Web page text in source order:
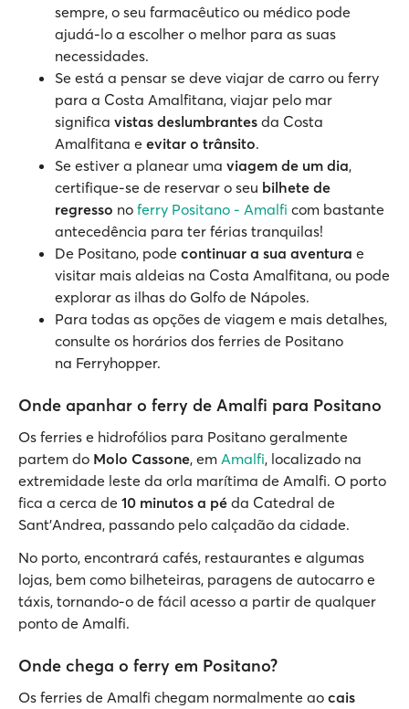
sempre, o seu farmacêutico ou médico pode
ajudá-lo a escolher o melhor para as suas
necessidades.
Se está a pensar se deve viajar de carro ou ferry
para a Costa Amalfitana, viajar pelo mar
significa vistas deslumbrantes da Costa
Amalfitana e evitar o trânsito.
Se estiver a planear uma viagem de um dia,
certifique-se de reservar o seu bilhete de
regresso no ferry Positano - Amalfi com bastante
antecedência para ter férias tranquilas!
De Positano, pode continuar a sua aventura e
visitar mais aldeias na Costa Amalfitana, ou pode
explorar as ilhas do Golfo de Nápoles.
Para todas as opções de viagem e mais detalhes,
consulte os horários dos ferries de Positano
na Ferryhopper.
Onde apanhar o ferry de Amalfi para Positano
Os ferries e hidrofólios para Positano geralmente
partem do Molo Cassone, em Amalfi, localizado na
extremidade leste da orla marítima de Amalfi. O porto
fica a cerca de 10 minutos a pé da Catedral de
Sant'Andrea, passando pelo calçadão da cidade.
No porto, encontrará cafés, restaurantes e algumas
lojas, bem como bilheteiras, paragens de autocarro e
táxis, tornando-o de fácil acesso a partir de qualquer
ponto de Amalfi.
Onde chega o ferry em Positano?
Os ferries de Amalfi chegam normalmente ao cais